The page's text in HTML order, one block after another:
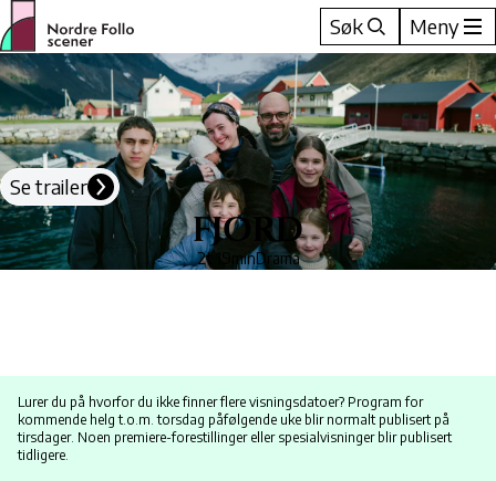
Hopp
til
innhold
Søk Meny
FJORD
2t 19minDrama
Se trailer
Lurer du på hvorfor du ikke finner flere visningsdatoer? Program for
kommende helg t.o.m. torsdag påfølgende uke blir normalt publisert på
tirsdager. Noen premiere-forestillinger eller spesialvisninger blir publisert
tidligere.